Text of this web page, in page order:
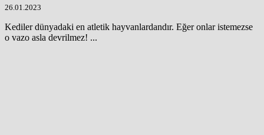
26.01.2023
Kediler dünyadaki en atletik hayvanlardandır. Eğer onlar istemezse
o vazo asla devrilmez! ...